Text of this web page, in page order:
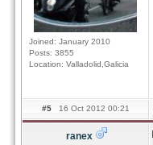
Joined: January 2010
Posts: 3855
Location: Valladolid,Galicia
#5 16 Oct 2012 00:21
ranex